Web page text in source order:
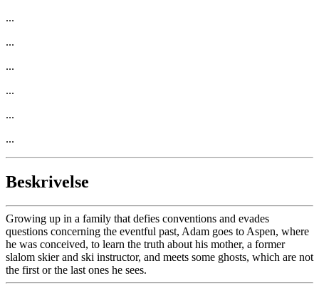
...
...
...
...
...
...
Beskrivelse
Growing up in a family that defies conventions and evades
questions concerning the eventful past, Adam goes to Aspen, where
he was conceived, to learn the truth about his mother, a former
slalom skier and ski instructor, and meets some ghosts, which are not
the first or the last ones he sees.